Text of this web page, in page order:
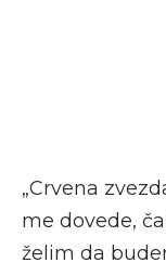
„Crvena
me dovede,
želim da